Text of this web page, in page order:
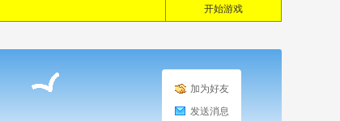
开始游戏
加为好友
发送消息